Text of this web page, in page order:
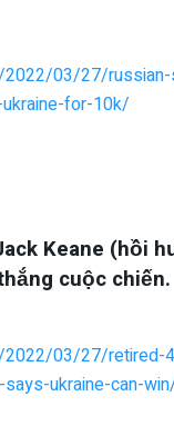
03/27/
for-10k/
Keane (hồi
cuộc chiến.
03/27/retired-
ukraine-can-